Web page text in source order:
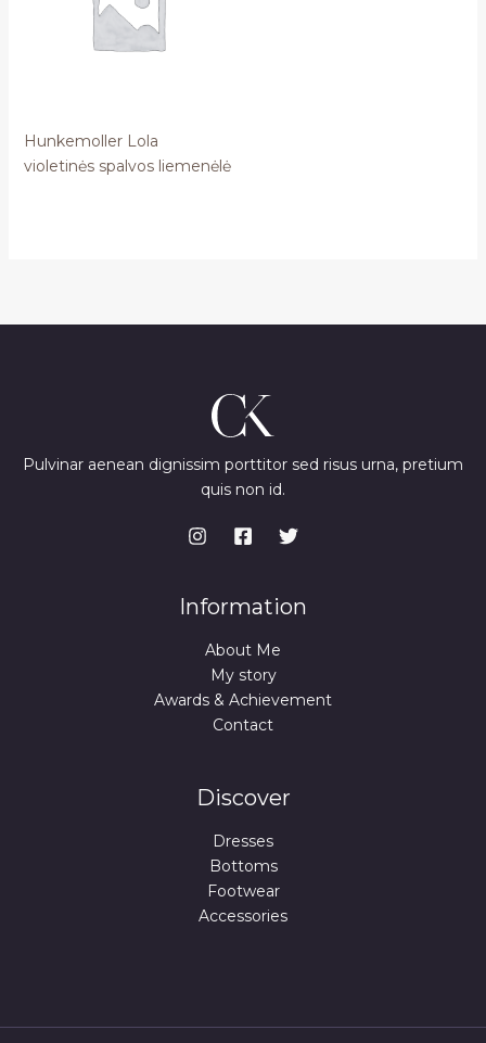
Hunkemoller Lola
violetinės spalvos liemenėlė
Pulvinar aenean dignissim porttitor sed risus urna, pretium
quis non id.
Information
About Me
My story
Awards & Achievement
Contact
Discover
Dresses
Bottoms
Footwear
Accessories